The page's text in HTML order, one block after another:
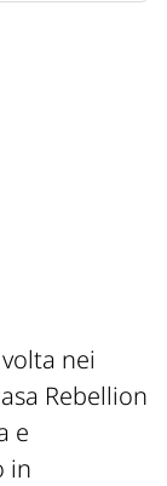
nei
Rebellion
e
in